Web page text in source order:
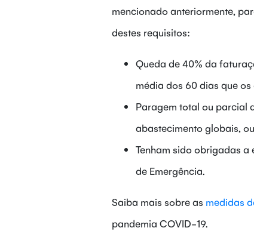
mencionado anteriormente,
destes requisitos:
Queda de 40% da
média dos 60 dias que
Paragem total ou parcial
abastecimento globais,
Tenham sido obrigadas
de Emergência.
Saiba mais sobre as medidas
pandemia COVID-19.